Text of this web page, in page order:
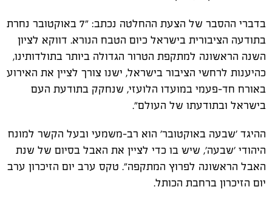
בדברי ההסבר של הצעת ההחלטה נכתב: "7 באוקטובר נחרת
בתודעה הציבורית בישראל כיום הטבח הנורא. דווקא לציון
השנה הראשונה למתקפת הטרור הגדולה ביותר בתולדותינו,
כהיענות לרחשי הציבור בישראל, ישנו צורך לציין את האירוע
באורח חד-פעמי במועדו הלועזי, שנחקק בתודעת העם
בישראל ובתודעתו של העולם".
ההיגד 'שבעה באוקטובר' הוא רב-משמעי ובעל הקשר למונח
היהודי 'שבעה', שיש בו כדי לציין את האבל בסיום של שנת
האבל הראשונה לפרוץ המתקפה". טקס ערב יום הזיכרון ערב
יום הזיכרון ברחבת הכותל.